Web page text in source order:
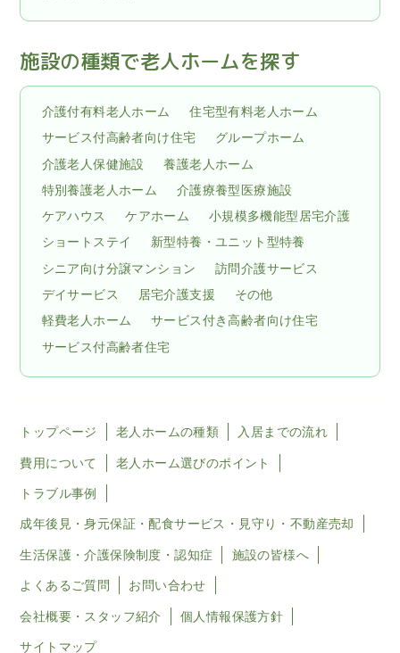
施設の種類で老人ホームを探す
介護付有料老人ホーム
住宅型有料老人ホーム
サービス付高齢者向け住宅
グループホーム
介護老人保健施設
養護老人ホーム
特別養護老人ホーム
介護療養型医療施設
ケアハウス
ケアホーム
小規模多機能型居宅介護
ショートステイ
新型特養・ユニット型特養
シニア向け分譲マンション
訪問介護サービス
デイサービス
居宅介護支援
その他
軽費老人ホーム
サービス付き高齢者向け住宅
サービス付高齢者住宅
トップページ 老人ホームの種類 入居までの流れ
費用について 老人ホーム選びのポイント
トラブル事例
成年後見・身元保証・配食サービス・見守り・不動産売却
生活保護・介護保険制度・認知症 施設の皆様へ
よくあるご質問 お問い合わせ
会社概要・スタッフ紹介 個人情報保護方針
サイトマップ